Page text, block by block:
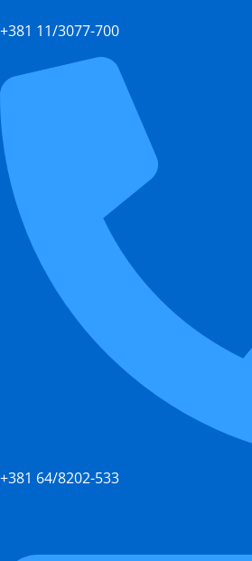
+381 11/3077-700
+381 64/8202-533